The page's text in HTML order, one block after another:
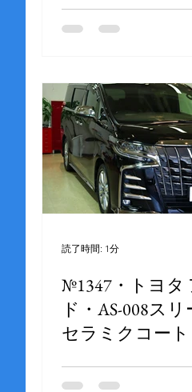
№1347・トヨタ
ド・AS-008ス
セラミクコート
読了時間: 1分